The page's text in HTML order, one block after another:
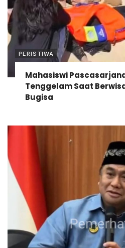
PERISTIWA
Mahasiswi
Tenggelam Saat
Bugisa